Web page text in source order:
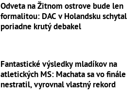
Odveta na Žitnom ostrove bude len
formalitou: DAC v Holandsku schytal
poriadne krutý debakel
Fantastické výsledky mladíkov na
atletických MS: Machata sa vo finále
nestratil, vyrovnal vlastný rekord